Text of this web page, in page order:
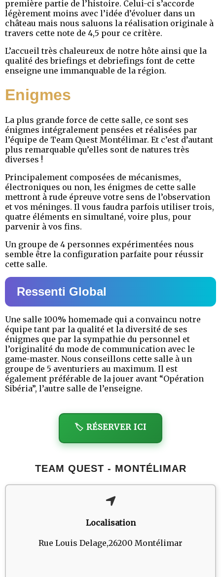
première partie de l’histoire. Celui-ci s’accorde
légèrement moins avec l’idée d’évoluer dans un
château mais nous saluons la réalisation originale à
travers cette note de 4,5 pour ce critère.
L’accueil très chaleureux de notre hôte ainsi que la
qualité des briefings et debriefings font de cette
enseigne une immanquable de la région.
Enigmes
La plus grande force de cette salle, ce sont ses
énigmes intégralement pensées et réalisées par
l’équipe de Team Quest Montélimar. Et c’est d’autant
plus remarquable qu’elles sont de natures très
diverses !
Principalement composées de mécanismes,
électroniques ou non, les énigmes de cette salle
mettront à rude épreuve votre sens de l’observation
et vos méninges. Il vous faudra parfois utiliser trois,
quatre éléments en simultané, voire plus, pour
parvenir à vos fins.
Un groupe de 4 personnes expérimentées nous
semble être la configuration parfaite pour réussir
cette salle.
Ressenti Global
Une salle 100% homemade qui a convaincu notre
équipe tant par la qualité et la diversité de ses
énigmes que par la sympathie du personnel et
l’originalité du mode de communication avec le
game-master. Nous conseillons cette salle à un
groupe de 5 aventuriers au maximum. Il est
également préférable de la jouer avant “Opération
Sibéria”, l’autre salle de l’enseigne.
🏷️ RÉSERVER ICI
TEAM QUEST - MONTÉLIMAR
Localisation
Rue Louis Delage,26200 Montélimar